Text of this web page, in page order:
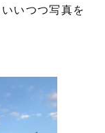
いつつ写真を